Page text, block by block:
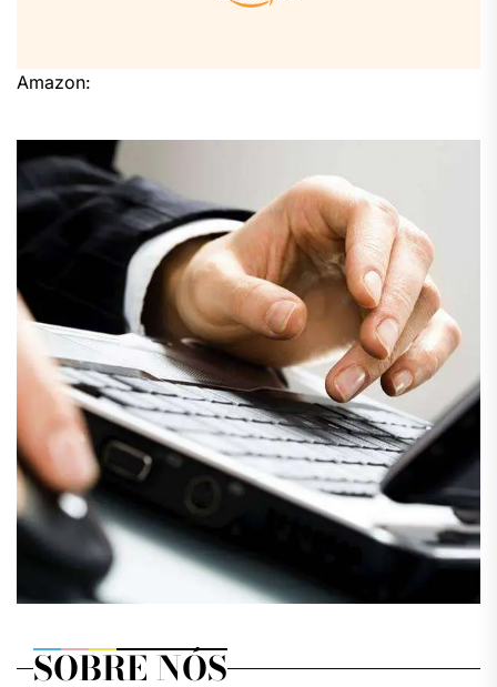
Amazon:
SOBRE NÓS